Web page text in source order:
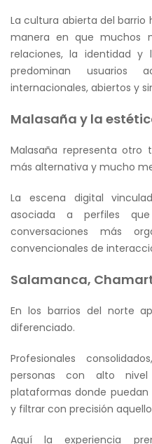
La cultura abierta del
manera en que muchos
relaciones, la identidad y
predominan usuarios
internacionales, abiertos y
Malasaña y la
Malasaña representa otro
más alternativa y mucho
La escena digital
asociada a perfiles
conversaciones más
convencionales de
Salamanca,
En los barrios del norte
diferenciado.
Profesionales
personas con alto nivel
plataformas donde
y filtrar con precisión
Aquí la experiencia